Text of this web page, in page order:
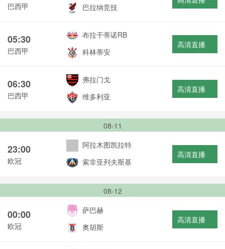
巴西甲
巴拉纳竞技
05:30
巴西甲
布拉干蒂诺RB
科林蒂安
高清直播
06:30
巴西甲
弗拉门戈
维多利亚
高清直播
08-11
23:00
欧冠
阿拉木图凯拉特
索非亚列夫斯基
高清直播
08-12
00:00
欧冠
萨巴赫
奥胡斯
高清直播